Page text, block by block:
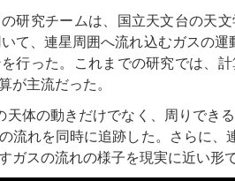
研究チームは、国立天文台の天
て、連星周囲へ流れ込むガスの
行った。これまでの研究では、
が主流だった。
天体の動きだけでなく、周りでき
流れを同時に追跡した。さらに、
ガスの流れの様子を現実に近い形